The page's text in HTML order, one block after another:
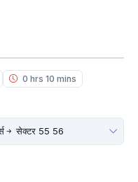
0 hrs 10 mins
सेक्टर 55 56